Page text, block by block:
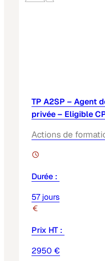
TP A2SP – Agent
privée – Eligible
Actions de
Durée :
57 jours
Prix HT :
2950 €